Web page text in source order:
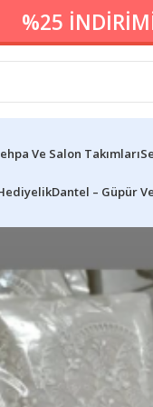
%25
Ve Salon Takımları
Dantel – Güpür